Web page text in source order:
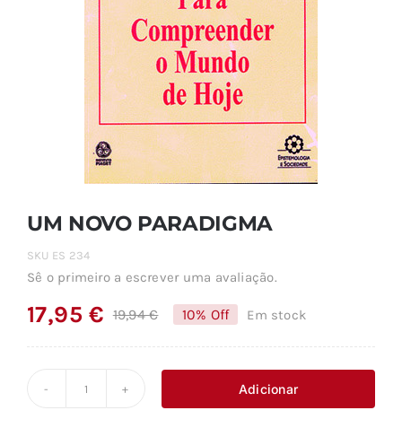
UM NOVO PARADIGMA
SKU ES 234
Sê o primeiro a escrever uma avaliação.
19,94€O
original
era:
17,95€
O
é:
10% Off Em stock
Adicionar